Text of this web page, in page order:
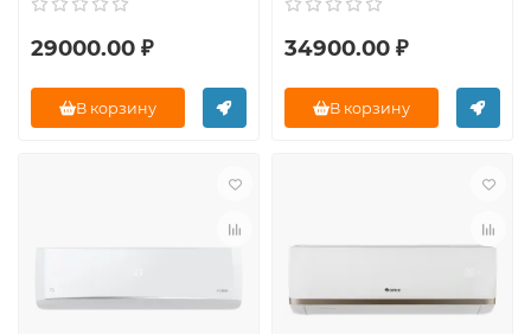
29000.00 ₽
В корзину
34900.00 ₽
В корзину